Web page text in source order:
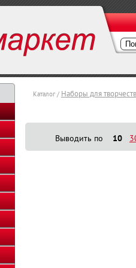
Каталог / Наборы для
Выводить по 10